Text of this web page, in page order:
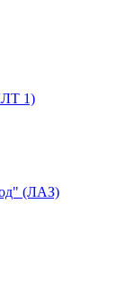
1)
(ЛАЗ)